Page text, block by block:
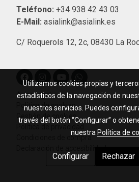
Teléfono: +34 938 42 43 03
E-Mail: asialink@asialink.es
C/ Roquerols 12, 2c, 08430 La
Aviso legal
Política de cookies
Gestión de cookies
Condiciones de compra
Utilizamos cookies propias y
estadísticos de la navegación de
nuestros servicios. Puedes
través del botón “Configurar” o
nuestra Política de
Configurar Rechazar